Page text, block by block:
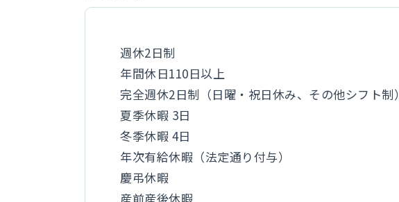
週休2日制
年間休日110日以上
完全週休2日制（日曜・祝日休み、その他シフト制）
夏季休暇 3日
冬季休暇 4日
年次有給休暇（法定通り付与）
慶弔休暇
産前産後休暇